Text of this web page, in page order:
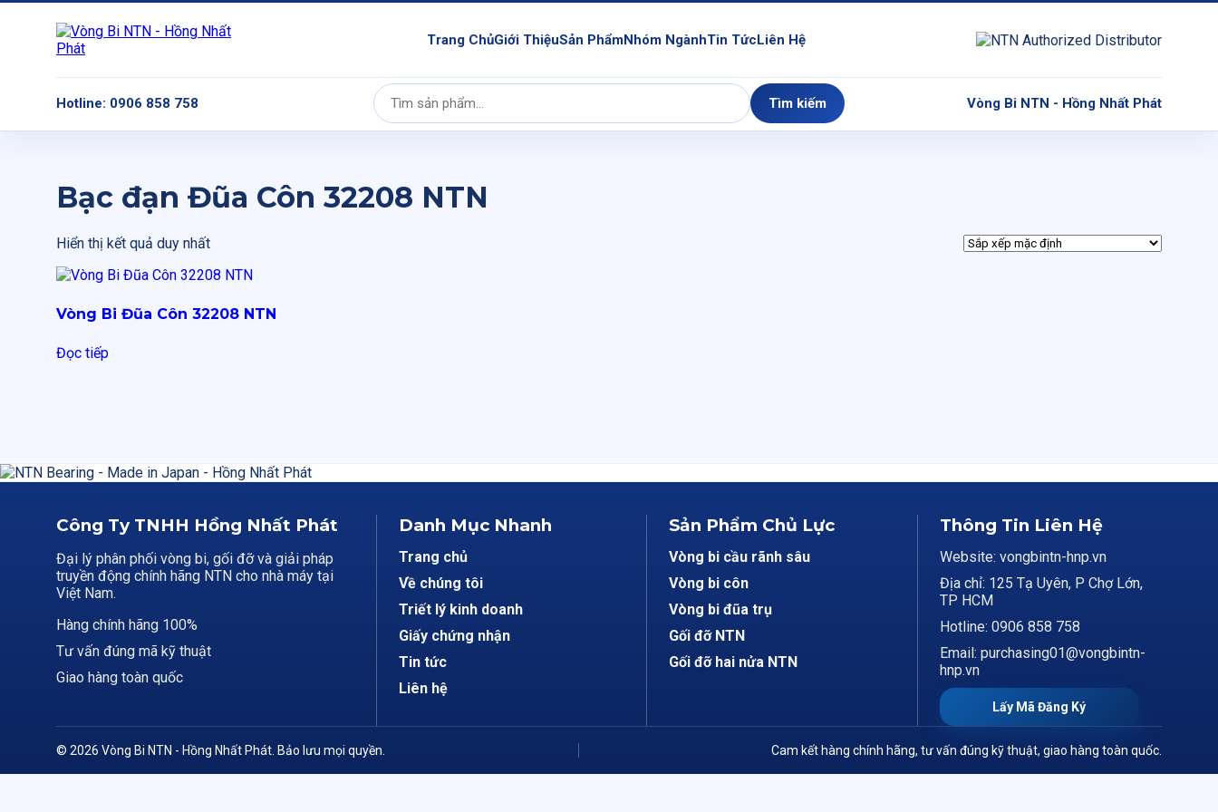
Trang ChủGiới ThiệuSản PhẩmNhóm NgànhTin TứcLiên Hệ
Hotline: 0906 858 758
Tìm
kiếm:
Tìm kiếm Vòng Bi NTN - Hồng Nhất Phát
Bạc đạn Đũa Côn 32208 NTN
Hiển thị kết quả duy nhất
Vòng Bi Đũa Côn 32208 NTN
Đọc tiếp
Công Ty TNHH Hồng Nhất Phát
Đại lý phân phối vòng bi, gối đỡ và giải pháp
truyền động chính hãng NTN cho nhà máy tại
Việt Nam.
Hàng chính hãng 100%
Tư vấn đúng mã kỹ thuật
Giao hàng toàn quốc
Danh Mục Nhanh
Trang chủ
Về chúng tôi
Triết lý kinh doanh
Giấy chứng nhận
Tin tức
Liên hệ
Sản Phẩm Chủ Lực
Vòng bi cầu rãnh sâu
Vòng bi côn
Vòng bi đũa trụ
Gối đỡ NTN
Gối đỡ hai nửa NTN
Thông Tin Liên Hệ
Website: vongbintn-hnp.vn
Địa chỉ: 125 Tạ Uyên, P Chợ Lớn,
TP HCM
Hotline: 0906 858 758
Email: purchasing01@vongbintn-
hnp.vn
Lấy Mã Đăng Ký
© 2026 Vòng Bi NTN - Hồng Nhất Phát. Bảo lưu mọi quyền. Cam kết hàng chính hãng, tư vấn đúng kỹ thuật, giao hàng toàn quốc.